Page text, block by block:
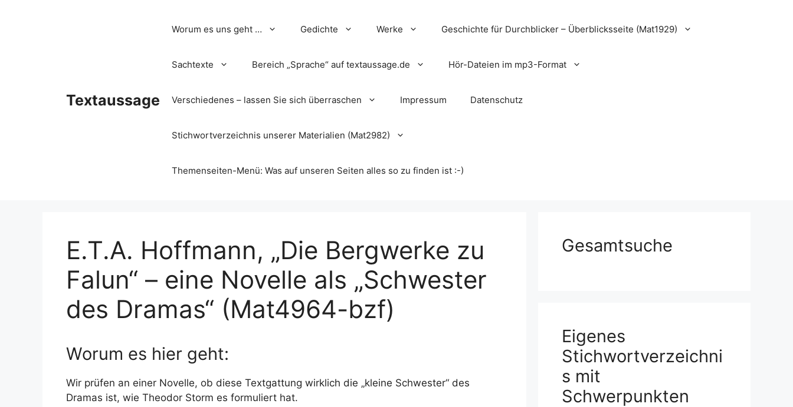
Textaussage
Worum es uns geht … Gedichte Werke Geschichte für Durchblicker – Überblicksseite (Mat1929)
Sachtexte Bereich „Sprache“ auf textaussage.de Hör-Dateien im mp3-Format
Verschiedenes – lassen Sie sich überraschen Impressum Datenschutz
Stichwortverzeichnis unserer Materialien (Mat2982)
Themenseiten-Menü: Was auf unseren Seiten alles so zu finden ist :-)
E.T.A. Hoffmann, „Die Bergwerke zu
Falun“ – eine Novelle als „Schwester
des Dramas“ (Mat4964-bzf)
Worum es hier geht:
Wir prüfen an einer Novelle, ob diese Textgattung wirklich die „kleine Schwester“ des
Dramas ist, wie Theodor Storm es formuliert hat.
Gesamtsuche
Eigenes
Stichwortverzeichni
s mit
Schwerpunkten